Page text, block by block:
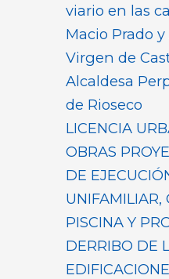
viario en las
Macio Prado
Virgen de
Alcaldesa
de Rioseco
LICENCIA
OBRAS
DE
UNIFAMILIAR,
PISCINA Y
DERRIBO DE